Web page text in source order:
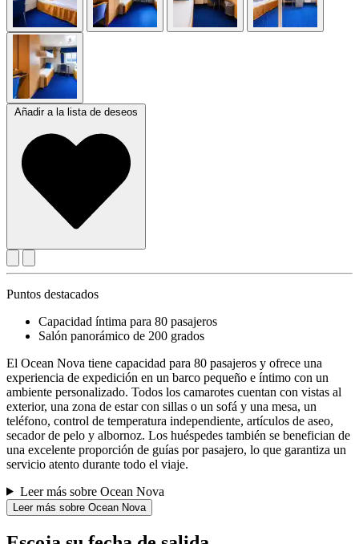
Añadir a la lista de deseos
Puntos destacados
Capacidad íntima para 80 pasajeros
Salón panorámico de 200 grados
El Ocean Nova tiene capacidad para 80 pasajeros y ofrece una
experiencia de expedición en un barco pequeño e íntimo con un
ambiente personalizado. Todos los camarotes cuentan con vistas al
exterior, una zona de estar con sillas o un sofá y una mesa, un
teléfono, control de temperatura independiente, artículos de aseo,
secador de pelo y albornoz. Los huéspedes también se benefician de
una excelente proporción de guías por pasajero, lo que garantiza un
servicio atento durante todo el viaje.
Leer más sobre Ocean Nova
Leer más sobre Ocean Nova